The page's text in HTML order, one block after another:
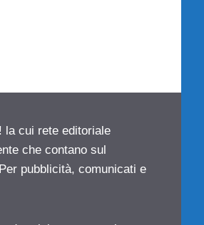
la cui rete editoriale
che contano sul
pubblicità, comunicati e